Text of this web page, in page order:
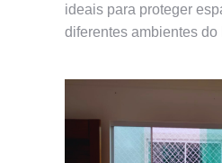
ideais para proteger
diferentes ambientes